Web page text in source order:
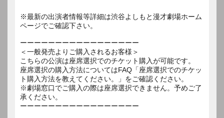
※最新の出演者情報等詳細は渋谷よしもと漫才劇場ホーム
ページでご確認下さい。
ーーーーーーーーーーーーーーーーー
＜一般発売よりご購入されるお客様＞
こちらの公演は座席選択でのチケット購入が可能です。
座席選択の購入方法についてはFAQ「座席選択でのチケッ
ト購入方法を教えてください。」をご確認ください。
※劇場窓口でご購入の際は座席選択できません。予めご了
承ください。
ーーーーーーーーーーーーーーーーー